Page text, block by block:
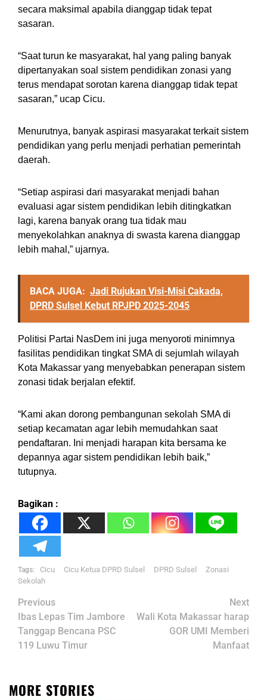
secara maksimal apabila dianggap tidak tepat
sasaran.
“Saat turun ke masyarakat, hal yang paling banyak
dipertanyakan soal sistem pendidikan zonasi yang
terus mendapat sorotan karena dianggap tidak tepat
sasaran,” ucap Cicu.
Menurutnya, banyak aspirasi masyarakat terkait sistem
pendidikan yang perlu menjadi perhatian pemerintah
daerah.
“Setiap aspirasi dari masyarakat menjadi bahan
evaluasi agar sistem pendidikan lebih ditingkatkan
lagi, karena banyak orang tua tidak mau
menyekolahkan anaknya di swasta karena dianggap
lebih mahal,” ujarnya.
BACA JUGA: Jadi Rujukan Visi-Misi Cakada,
DPRD Sulsel Kebut RPJPD 2025-2045
Politisi Partai NasDem ini juga menyoroti minimnya
fasilitas pendidikan tingkat SMA di sejumlah wilayah
Kota Makassar yang menyebabkan penerapan sistem
zonasi tidak berjalan efektif.
“Kami akan dorong pembangunan sekolah SMA di
setiap kecamatan agar lebih memudahkan saat
pendaftaran. Ini menjadi harapan kita bersama ke
depannya agar sistem pendidikan lebih baik,”
tutupnya.
Bagikan :
Tags: Cicu Cicu Ketua DPRD Sulsel DPRD Sulsel
Zonasi
Sekolah
Post
navigation
Previous
Ibas Lepas Tim Jambore
Tanggap Bencana PSC
119 Luwu Timur
Next
Wali Kota Makassar harap
GOR UMI Memberi
Manfaat
MORE STORIES